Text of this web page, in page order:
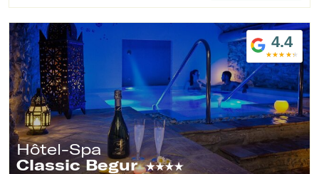
Gérer ma réservation
Vérifier le code de réservation
4.4
Hôtel-Spa
Classic Begur